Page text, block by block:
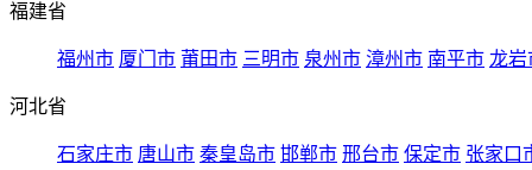
福建省
福州市 厦门市 莆田市 三明市 泉州市 漳州市 南平市 龙岩
河北省
石家庄市 唐山市 秦皇岛市 邯郸市 邢台市 保定市 张家口